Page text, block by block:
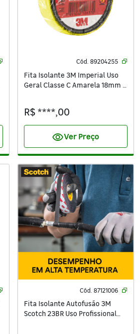
Cód. 89204255
Fita Isolante 3M Imperial Uso
Geral Classe C Amarela 18mm x
R$ ****,00
visibilityVer Preço
Cód. 87121006
Fita Isolante Autofusão 3M
Scotch 23BR Uso Profissional